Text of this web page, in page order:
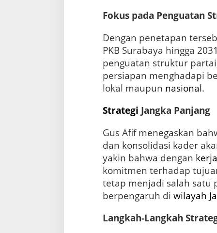
Fokus pada Penguatan
Dengan penetapan
PKB Surabaya hingga
penguatan struktur
persiapan menghadapi
lokal maupun nasional.
Strategi Jangka Panjang
Gus Afif menegaskan
dan konsolidasi kader
yakin bahwa dengan kerja
komitmen terhadap
tetap menjadi salah satu
berpengaruh di wilayah
Langkah-Langkah